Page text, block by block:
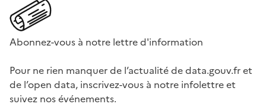
Abonnez-vous à notre lettre d'information
Pour ne rien manquer de l’actualité de data.gouv.fr et
de l’open data, inscrivez-vous à notre infolettre et
suivez nos événements.